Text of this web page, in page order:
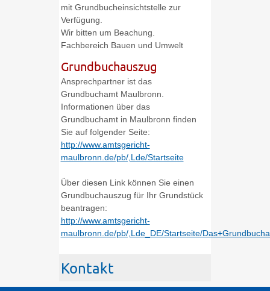
mit Grundbucheinsichtstelle zur
Verfügung.
Wir bitten um Beachung.
Fachbereich Bauen und Umwelt
Grundbuchauszug
Ansprechpartner ist das
Grundbuchamt Maulbronn.
Informationen über das
Grundbuchamt in Maulbronn finden
Sie auf folgender Seite:
http://www.amtsgericht-
maulbronn.de/pb/,Lde/Startseite
Über diesen Link können Sie einen
Grundbuchauszug für Ihr Grundstück
beantragen:
http://www.amtsgericht-
maulbronn.de/pb/,Lde_DE/Startseite/
Kontakt